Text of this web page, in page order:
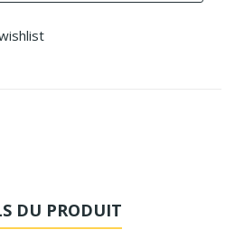
DU PRODUIT